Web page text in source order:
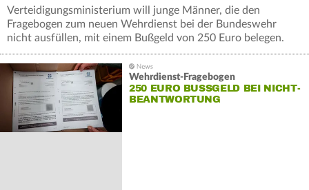
Verteidigungsministerium will junge Männer, die den
Fragebogen zum neuen Wehrdienst bei der Bundeswehr
nicht ausfüllen, mit einem Bußgeld von 250 Euro belegen.
Wehrdienst-Fragebogen
250 EURO BUSSGELD BEI NICHT-B
EANTWORTUNG